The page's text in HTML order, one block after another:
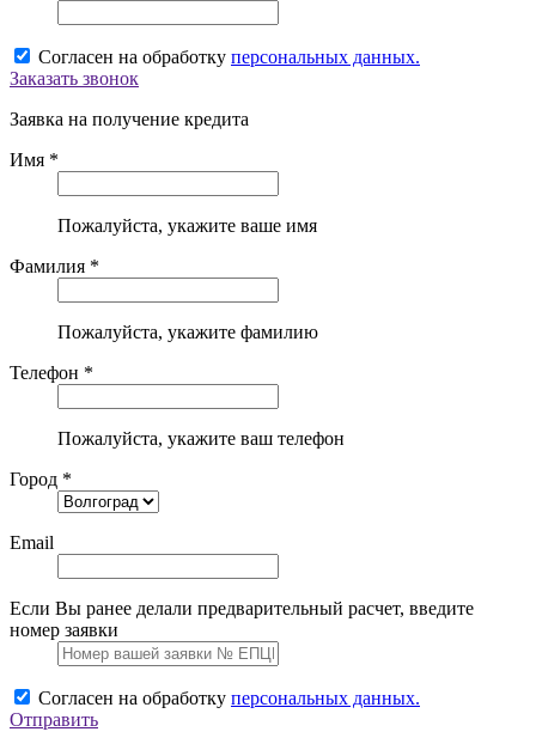
Согласен на обработку персональных данных.
Заказать звонок
Заявка на получение кредита
Имя *
Пожалуйста, укажите ваше имя
Фамилия *
Пожалуйста, укажите фамилию
Телефон *
Пожалуйста, укажите ваш телефон
Город *
Email
Если Вы ранее делали предварительный расчет, введите
номер заявки
Согласен на обработку персональных данных.
Отправить